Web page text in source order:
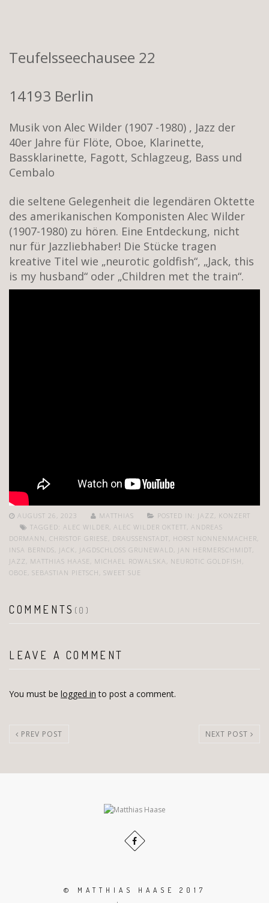
Teufelsseechausee 22
14193 Berlin
Musik von Alec Wilder (1907 -1980) , Jazz der
40er Jahre für Flöte, Oboe, Klarinette,
Bassklarinette, Fagott, Schlagzeug, Bass und
Cembalo
die seltene Gelegenheit die legendären Oktette
des amerikanischen Komponisten Alec Wilder
(1907-1980) zu hören. Eine Entdeckung, nicht
nur für Jazzliebhaber! Die Stücke tragen
kreative Titel wie „neurotic goldfish“, „Jack, this
is my husband“ oder „Children met the train“.
AUGUST 26, 2023 MATTHIAS POSTED IN: JAZZ
KONZERT
TAGGED: ALEC WILDER ALEC WILDER OKTETT ANDREAS
DORMANN CHRISTOF GRIESE DRAUSSENSTADT HORST NONNENMACHER
INSA BERNDS JACK JAGDSCHLOSS GRUNEWALD JAN HERMERSCHMIDT
JAZZ
MATTHIAS HAASE MICHAEL ROWALSKA NEUROTIC GOLDFISH
OBOE SEBASTIAN PIETSCH SWEET SUE
COMMENTS (0)
LEAVE A COMMENT
You must be logged in to post a comment.
PREV POST NEXT POST
© MATTHIAS HAASE 2017